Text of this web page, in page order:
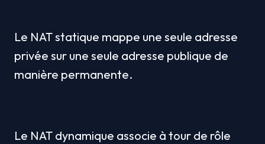
Le NAT statique mappe une seule adresse
privée sur une seule adresse publique de
manière permanente.
Le NAT dynamique associe à tour de rôle